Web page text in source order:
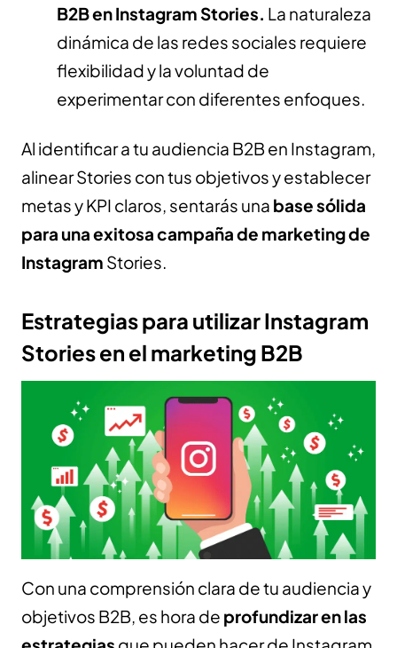
B2B en Instagram Stories. La naturaleza
dinámica de las redes sociales requiere
flexibilidad y la voluntad de
experimentar con diferentes enfoques.
Al identificar a tu audiencia B2B en Instagram,
alinear Stories con tus objetivos y establecer
metas y KPI claros, sentarás una base sólida
para una exitosa campaña de marketing de
Instagram Stories.
Estrategias para utilizar Instagram
Stories en el marketing B2B
Con una comprensión clara de tu audiencia y
objetivos B2B, es hora de profundizar en las